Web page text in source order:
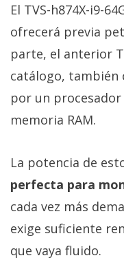
El TVS-h874X-i9-
ofrecerá previa
parte, el anterior
catálogo, también
por un procesador
memoria RAM.
La potencia de
perfecta para
cada vez más
exige suficiente
que vaya fluido.